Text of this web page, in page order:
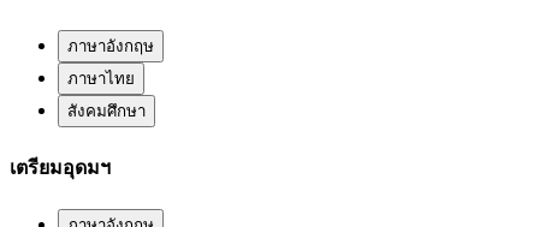
ภาษาอังกฤษ
ภาษาไทย
สังคมศึกษา
เตรียมอุดมฯ